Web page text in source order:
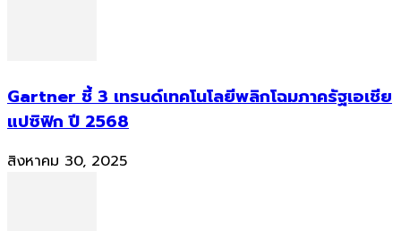
Gartner ชี้ 3 เทรนด์เทคโนโลยีพลิกโฉมภาครัฐเอเชีย
แปซิฟิก ปี 2568
สิงหาคม 30, 2025